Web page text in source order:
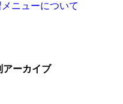
ニューについて
アーカイブ